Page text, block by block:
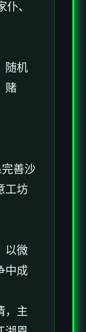
、
随机
赌
善沙
工坊
以微
中成
，主